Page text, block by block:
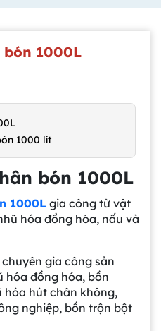
bón 1000L
1000 lít
bón 1000L
1000L gia công từ vật
hóa đồng hóa, nấu và
gia công sản
hóa đồng hóa, bồn
hóa hút chân không,
nghiệp, bồn trộn bột